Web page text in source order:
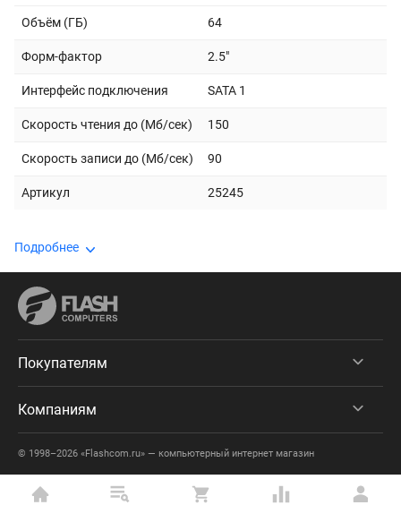
Объём (ГБ) 64
Форм-фактор 2.5"
Интерфейс подключения SATA 1
Скорость чтения до (Мб/сек) 150
Скорость записи до (Мб/сек) 90
Артикул 25245
Подробнее
Покупателям
Компаниям
© 1998–2026 «Flashcom.ru» — компьютерный интернет магазин